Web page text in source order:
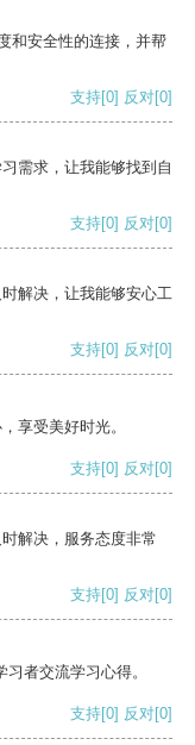
和安全性的连接，并帮
支持[0] 反对[0]
需求，让我能够找到自
支持[0] 反对[0]
解决，让我能够安心工
支持[0] 反对[0]
享受美好时光。
支持[0] 反对[0]
解决，服务态度非常
支持[0] 反对[0]
者交流学习心得。
支持[0] 反对[0]